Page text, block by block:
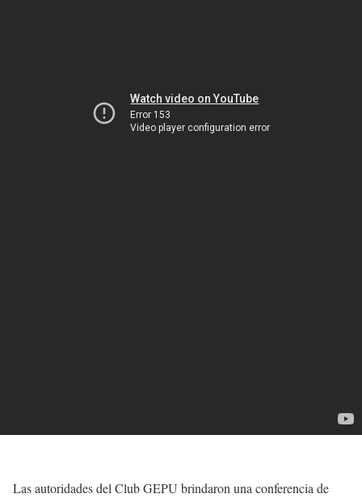
Las autoridades del Club GEPU brindaron una conferencia de